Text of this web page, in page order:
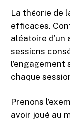
La théorie de
efficaces.
aléatoire
sessions
l’engagement
chaque
Prenons
avoir joué au